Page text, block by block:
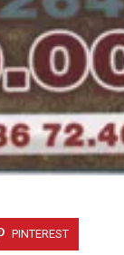
PINTEREST